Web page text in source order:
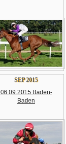
SEP 2015
06.09.2015 Baden-
Baden